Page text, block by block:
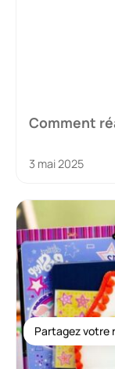
Comment
3 mai 2025
Partagez votre